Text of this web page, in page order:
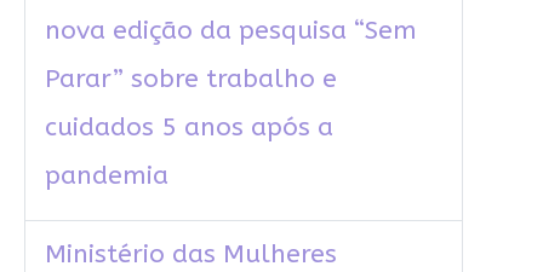
nova edição da pesquisa “Sem
Parar” sobre trabalho e
cuidados 5 anos após a
pandemia
Ministério das Mulheres